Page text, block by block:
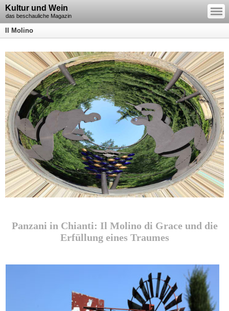
Kultur und Wein
das beschauliche Magazin
—
—
—
Il Molino
Panzani in Chianti: Il Molino di Grace und die
Erfüllung eines Traumes